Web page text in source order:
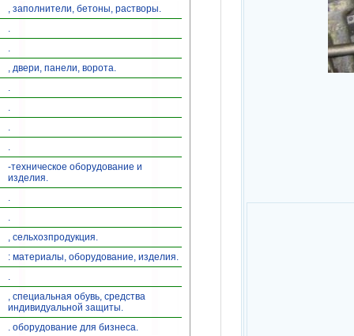
, заполнители, бетоны, растворы.
.
.
, двери, панели, ворота.
.
.
.
.
-техническое оборудование и
изделия.
.
.
, сельхозпродукция.
: материалы, оборудование, изделия.
.
, специальная обувь, средства
индивидуальной защиты.
. оборудование для бизнеса.